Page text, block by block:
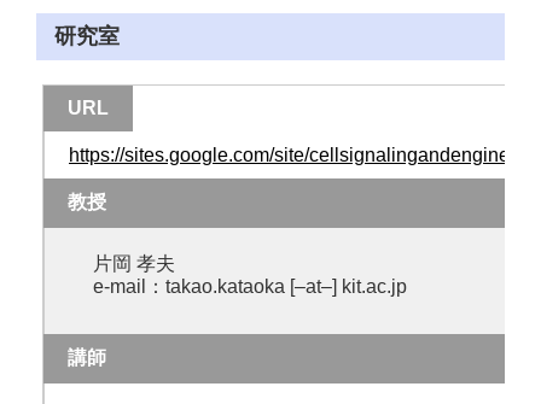
研究室
URL
https://sites.google.com/site/
教授
片岡 孝夫
e-mail：takao.kataoka [–at–] kit.ac.jp
講師